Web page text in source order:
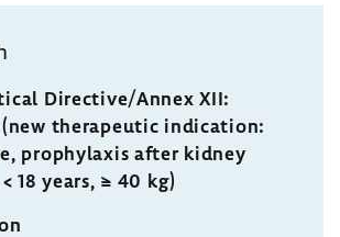
Directive/Annex XII:
therapeutic indication:
prophylaxis after kidney
18 years, ≥ 40 kg)